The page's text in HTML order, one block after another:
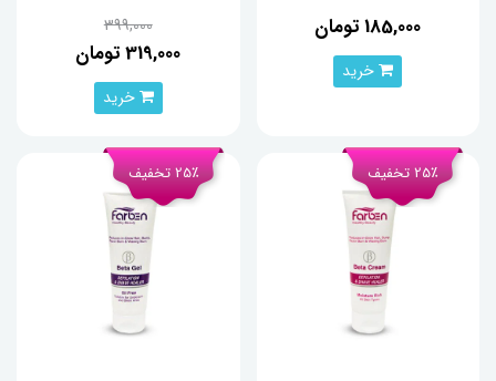
185,000 تومان
خرید
لیتر
399,000
319,000 تومان
خرید
25٪ تخفیف 25٪ تخفیف